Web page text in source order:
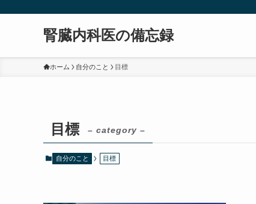
腎臓内科医の備忘録
ホーム 自分のこと 目標
目標 – category –
自分のこと 目標